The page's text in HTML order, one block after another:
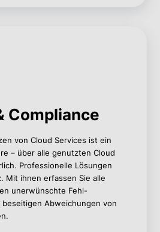
Compliance
von Cloud Services ist ein
– über alle genutzten Cloud
Professionelle Lösungen
Mit ihnen erfassen Sie alle
unerwünschte Fehl-
Abweichungen von